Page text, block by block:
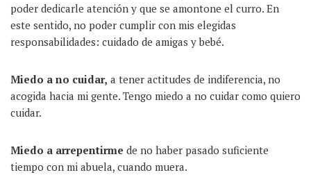
poder dedicarle atención y que se amontone el curro. En
este sentido, no poder cumplir con mis elegidas
responsabilidades: cuidado de amigas y bebé.
Miedo a no cuidar, a tener actitudes de indiferencia, no
acogida hacia mi gente. Tengo miedo a no cuidar como quiero
cuidar.
Miedo a arrepentirme de no haber pasado suficiente
tiempo con mi abuela, cuando muera.